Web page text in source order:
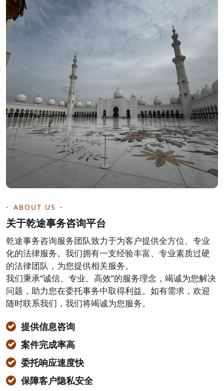
ABOUT US
关于乾途事务咨询平台
乾途事务咨询服务团队致力于为客户提供全方位、专业
化的法律服务。我们拥有一支经验丰富、专业素质过硬
的法律团队，为您提供相关服务。
我们秉承“诚信、专业、高效”的服务理念，竭诚为您解决
问题，助力您在委托事务中取得利益。如有需求，欢迎
随时联系我们，我们将竭诚为您服务。
提供信息咨询
案件完成率高
委托响应速度快
保障客户隐私安全